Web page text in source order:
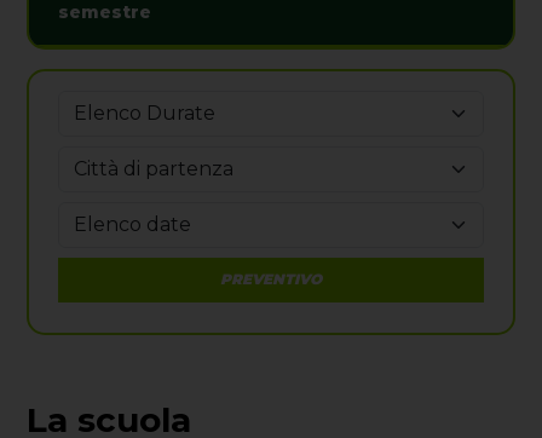
semestre
PREVENTIVO
La scuola